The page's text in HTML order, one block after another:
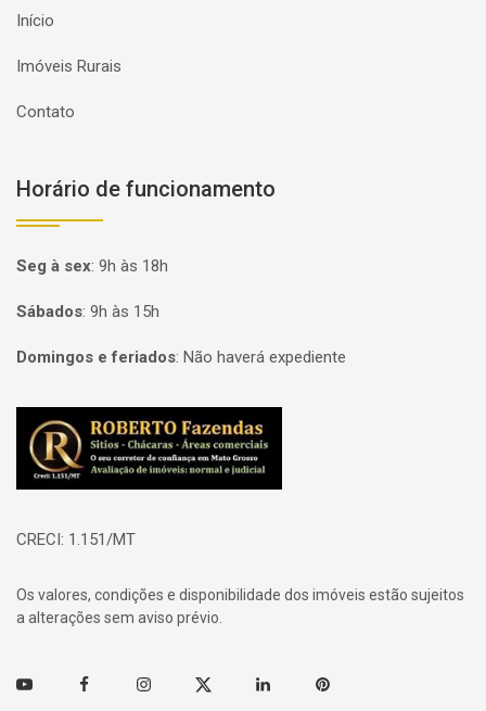
Início
Imóveis Rurais
Contato
Horário de funcionamento
Seg à sex: 9h às 18h
Sábados: 9h às 15h
Domingos e feriados: Não haverá expediente
Página inicial
CRECI: 1.151/MT
Os valores, condições e disponibilidade dos imóveis estão sujeitos
a alterações sem aviso prévio.
Youtube FacebookInstagramTwitter Linkedin Pinterest